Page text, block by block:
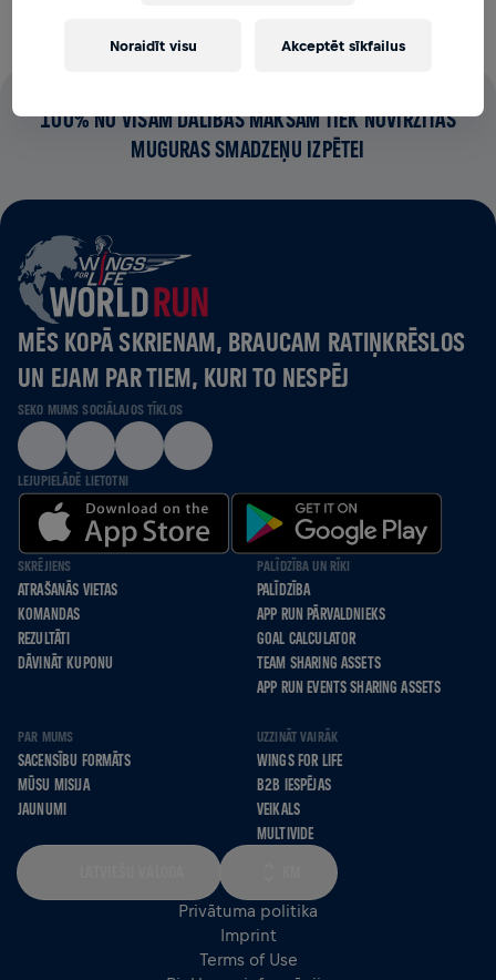
100% NO VISĀM DALĪBAS MAKSĀM TIEK NOVIRZĪTAS
MUGURAS SMADZEŅU IZPĒTEI
MĒS KOPĀ SKRIENAM, BRAUCAM RATIŅKRĒSLOS
UN EJAM PAR TIEM, KURI TO NESPĒJ
SEKO MUMS SOCIĀLAJOS TĪKLOS
LEJUPIELĀDĒ LIETOTNI
SKRĒJIENS
ATRAŠANĀS VIETAS
KOMANDAS
REZULTĀTI
DĀVINĀT KUPONU
PALĪDZĪBA UN RĪKI
PALĪDZĪBA
APP RUN PĀRVALDNIEKS
GOAL CALCULATOR
TEAM SHARING ASSETS
APP RUN EVENTS SHARING ASSETS
PAR MUMS
SACENSĪBU FORMĀTS
MŪSU MISIJA
JAUNUMI
UZZINĀT VAIRĀK
WINGS FOR LIFE
B2B IESPĒJAS
VEIKALS
MULTIVIDE
Privātuma politika
Imprint
Terms of Use
Noraidīt visu Akceptēt sīkfailus